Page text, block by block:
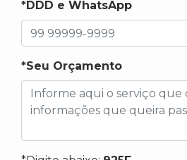
*DDD e WhatsApp
*Seu Orçamento